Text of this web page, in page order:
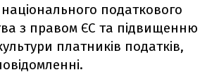
національного податкового
з правом ЄС та підвищенню
платників податків,